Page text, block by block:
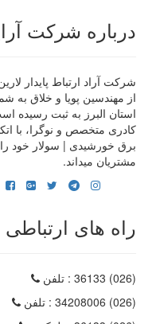
درباره شرکت
شرکت آراد ارتباط پایدار
استان البرز به ثبت رسیده
کادری متخصص و نوگرا، با
برق خورشیدی | سولار خود
مشتریان میداند.
راه های ارتباطی
(026) 36133
: تلفن
(026) 34208006
: تلفن